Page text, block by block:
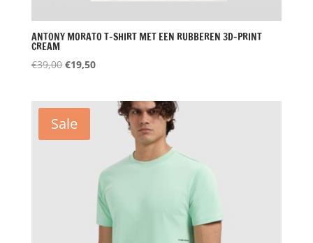
ANTONY MORATO T-SHIRT MET EEN RUBBEREN 3D-PRINT
CREAM
€39,00 Oorspronkelijke
€39,00.
€19,50Huidige
€19,50.
Sale